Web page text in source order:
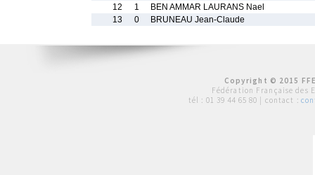
12
1
BEN AMMAR LAURANS Nael
13
0 BRUNEAU Jean-Claude
Copyright © 2015
Fédération Française des
tél : 01 39 44 65 80 | contact :